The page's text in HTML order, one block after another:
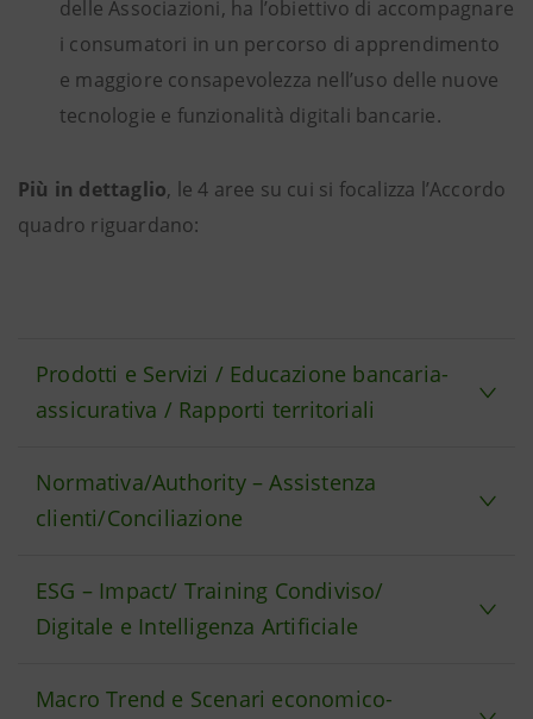
delle Associazioni, ha l’obiettivo di accompagnare
i consumatori in un percorso di apprendimento
e maggiore consapevolezza nell’uso delle nuove
tecnologie e funzionalità digitali bancarie.
Più in dettaglio, le 4 aree su cui si focalizza l’Accordo
quadro riguardano:
Prodotti e Servizi / Educazione bancaria-
assicurativa / Rapporti territoriali
Normativa/Authority – Assistenza
clienti/Conciliazione
ESG – Impact/ Training Condiviso/
Digitale e Intelligenza Artificiale
Macro Trend e Scenari economico-